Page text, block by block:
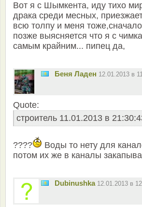
Вот я с Шымкента, иду тихо
драка среди месных,
всю толпу и меня
позже выясняется что я с
самым крайним... пипец да,
Беня Ладен 12.01.2013 в
Quote:
строитель 11.01.2013 в
????
Воды то нету для
потом их же в каналы
Dubinushka 12.01.2013 в